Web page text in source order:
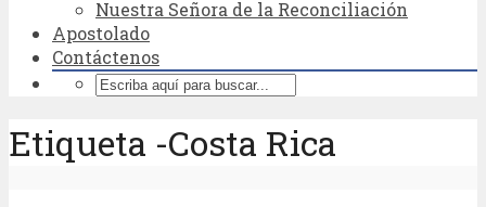
Nuestra Señora de la Reconciliación
Apostolado
Contáctenos
Etiqueta -Costa Rica